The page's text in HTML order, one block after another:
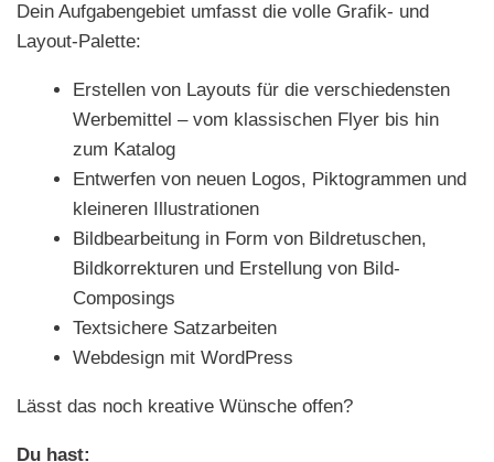
Dein Aufgabengebiet umfasst die volle Grafik- und
Layout-Palette:
Erstellen von Layouts für die verschiedensten
Werbemittel – vom klassischen Flyer bis hin
zum Katalog
Entwerfen von neuen Logos, Piktogrammen und
kleineren Illustrationen
Bildbearbeitung in Form von Bildretuschen,
Bildkorrekturen und Erstellung von Bild-
Composings
Textsichere Satzarbeiten
Webdesign mit WordPress
Lässt das noch kreative Wünsche offen?
Du hast: